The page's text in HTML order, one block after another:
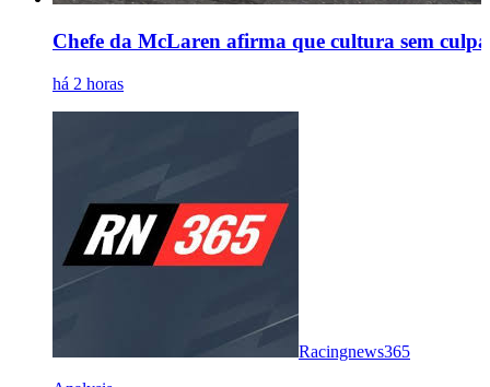
Chefe da McLaren afirma que cultura sem
há 2 horas
Racingnews365